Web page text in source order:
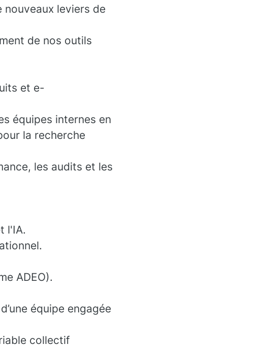
leviers de
de nos outils
et e-
équipes internes en
la recherche
les audits et les
l'IA.
ADEO).
équipe engagée
collectif